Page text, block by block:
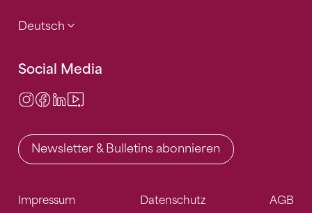
Deutsch
Social Media
Instagram
Facebook
LinkedIn
Newsletter & Bulletins abonnieren
Impressum Datenschutz AGB